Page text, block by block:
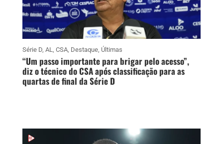
Série D, AL, CSA, Destaque, Últimas
“Um passo importante para brigar pelo acesso”,
diz o técnico do CSA após classificação para as
quartas de final da Série D